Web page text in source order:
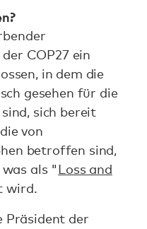
COP27 ein
in dem die
gesehen für die
sich bereit
von
betroffen sind,
als "Loss and
wird.
Präsident der